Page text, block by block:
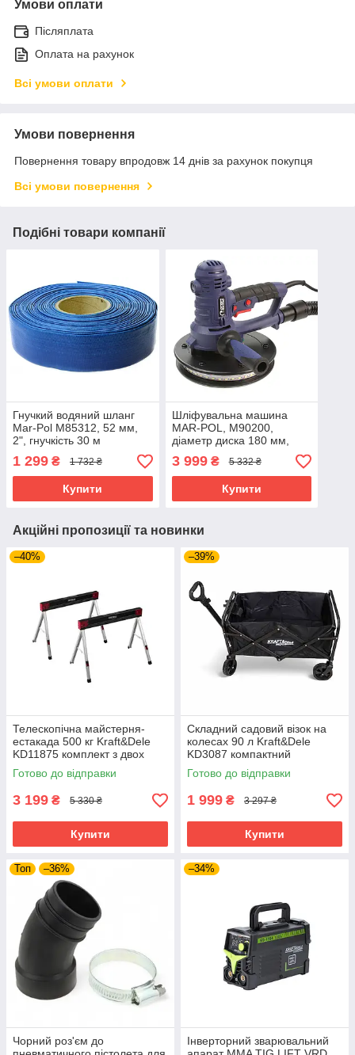
Умови оплати
Післяплата
Оплата на рахунок
Всі умови оплати
Умови повернення
Повернення товару впродовж 14 днів за рахунок покупця
Всі умови повернення
Подібні товари компанії
Гнучкий водяний шланг
Mar-Pol M85312, 52 мм,
2", гнучкість 30 м
1 299 ₴ 1 732 ₴
Купити
Шліфувальна машина
MAR-POL, M90200,
діаметр диска 180 мм,
шліфування стін і стель
3 999₴ 5 332 ₴
Купити
Акційні пропозиції та новинки
–40%
Телескопічна майстерня-
естакада 500 кг Kraft&Dele
KD11875 комплект з двох
регульованих стійок
Готово до відправки
3 199 ₴ 5 330 ₴
Купити
–39%
Складний садовий візок на
колесах 90 л Kraft&Dele
KD3087 компактний
транспортний візок
Готово до відправки
1 999 ₴ 3 297 ₴
Купити
Топ –36%
Чорний роз'єм до
–34%
Інверторний зварювальний